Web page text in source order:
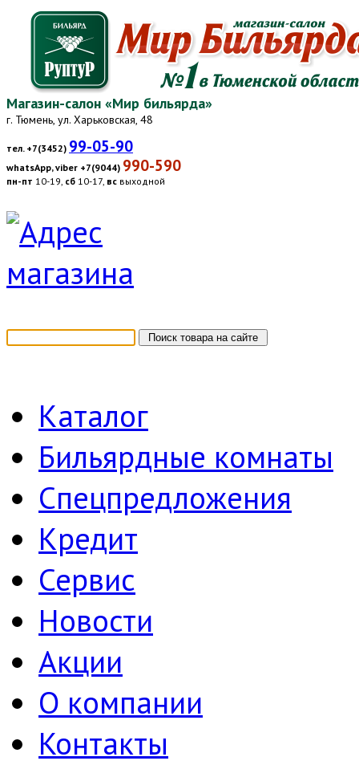
Магазин-салон «Мир бильярда»
г. Тюмень, ул. Харьковская, 48
тел. +7(3452) 99-05-90
whatsApp, viber +7(9044) 990-590
пн-пт 10-19, сб 10-17, вс выходной
Каталог
Бильярдные комнаты
Спецпредложения
Кредит
Сервис
Новости
Акции
О компании
Контакты